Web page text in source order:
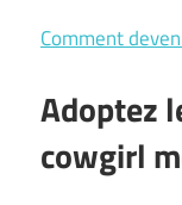
Comment
Adoptez
cowgirl